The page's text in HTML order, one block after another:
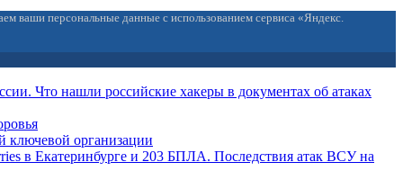
ваши персональные данные с использованием сервиса «Яндекс.
Что нашли российские хакеры в документах об атаках
ключевой организации
в Екатеринбурге и 203 БПЛА. Последствия атак ВСУ на